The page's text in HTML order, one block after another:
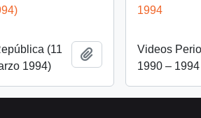
(11
1994)
Add to clipboard
1994
Videos
1990 – 1994